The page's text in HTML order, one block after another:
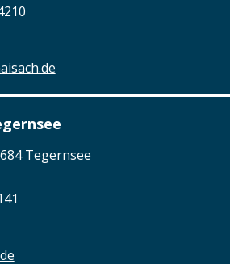
Tegernsee